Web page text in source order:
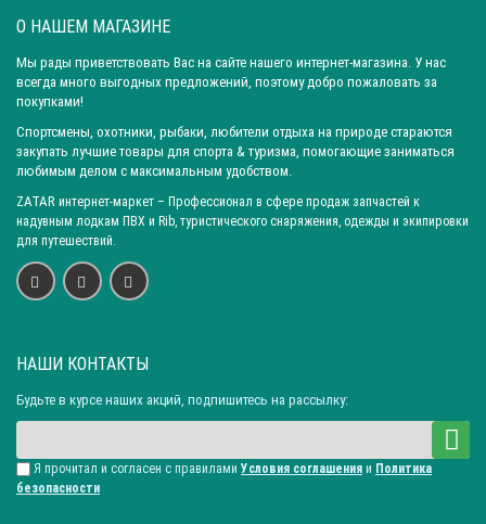
О НАШЕМ МАГАЗИНЕ
Мы рады приветствовать Вас на сайте нашего интернет-магазина. У нас
всегда много выгодных предложений, поэтому добро пожаловать за
покупками!
Спортсмены, охотники, рыбаки, любители отдыха на природе стараются
закупать лучшие товары для спорта & туризма, помогающие заниматься
любимым делом с максимальным удобством.
ZATAR интернет-маркет – Профессионал в сфере продаж запчастей к
надувным лодкам ПВХ и Rib, туристического снаряжения, одежды и экипировки
для путешествий.
НАШИ КОНТАКТЫ
Будьте в курсе наших акций, подпишитесь на рассылку:
Я прочитал и согласен с правилами Условия соглашения и Политика
безопасности